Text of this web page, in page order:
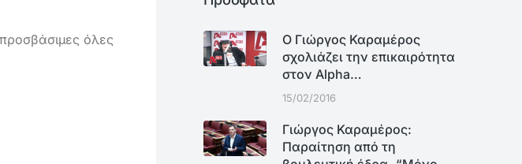
προσβάσιμες όλες
Ο Γιώργος Καραμέρος
σχολιάζει την επικαιρότητα
στον Alpha…
15/02/2016
Γιώργος Καραμέρος:
Παραίτηση από τη